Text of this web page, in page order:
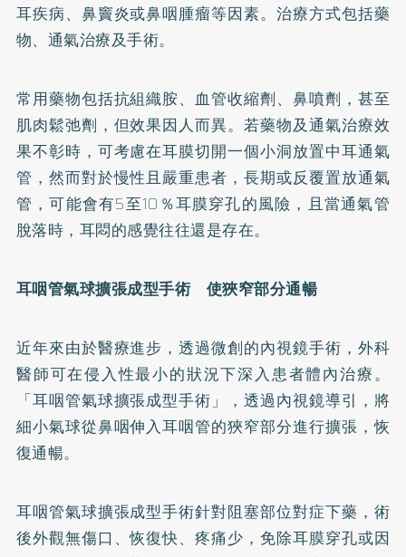
耳疾病、鼻竇炎或鼻咽腫瘤等因素。治療方式包括藥
物、通氣治療及手術。
常用藥物包括抗組織胺、血管收縮劑、鼻噴劑，甚至
肌肉鬆弛劑，但效果因人而異。若藥物及通氣治療效
果不彰時，可考慮在耳膜切開一個小洞放置中耳通氣
管，然而對於慢性且嚴重患者，長期或反覆置放通氣
管，可能會有5至10％耳膜穿孔的風險，且當通氣管
脫落時，耳悶的感覺往往還是存在。
耳咽管氣球擴張成型手術 使狹窄部分通暢
近年來由於醫療進步，透過微創的內視鏡手術，外科
醫師可在侵入性最小的狀況下深入患者體內治療。
「耳咽管氣球擴張成型手術」，透過內視鏡導引，將
細小氣球從鼻咽伸入耳咽管的狹窄部分進行擴張，恢
復通暢。
耳咽管氣球擴張成型手術針對阻塞部位對症下藥，術
後外觀無傷口、恢復快、疼痛少，免除耳膜穿孔或因